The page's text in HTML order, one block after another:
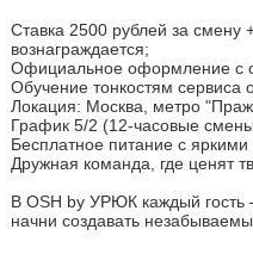
Ставка 2500 рублей за смену
вознаграждается;
Официальное оформление с
Обучение тонкостям сервиса
Локация: Москва, метро
График 5/2 (12-часовые
Бесплатное питание с яркими
Дружная команда, где ценят
В OSH by УРЮК каждый гость
начни создавать